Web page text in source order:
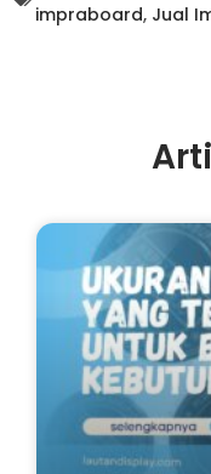
impraboard, Jual